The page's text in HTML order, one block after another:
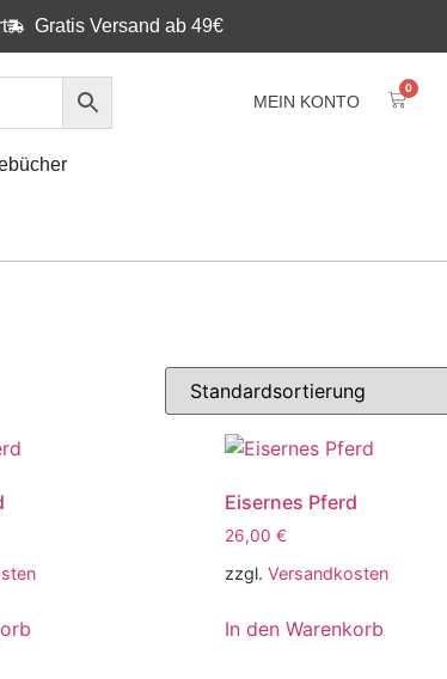
Gratis Versand ab 49€
MEIN KONTO
0
Eisernes Pferd
26,00€
zzgl.Versandkosten
In den Warenkorb